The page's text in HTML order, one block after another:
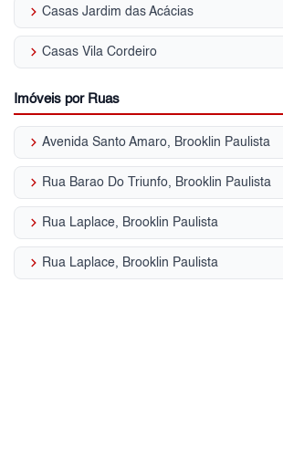
keyboard_arrow_right Casas Jardim das Acácias
keyboard_arrow_right Casas Vila Cordeiro
Imóveis por Ruas
keyboard_arrow_right Avenida Santo Amaro, Brooklin Paulista
keyboard_arrow_right Rua Barao Do Triunfo, Brooklin Paulista
keyboard_arrow_right Rua Laplace, Brooklin Paulista
keyboard_arrow_right Rua Laplace, Brooklin Paulista